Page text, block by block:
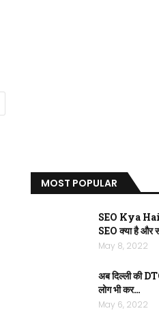
MOST POPULAR
SEO Kya
SEO क्या है और
May 8, 2022
अब दिल्ली की
लोग भी कर…
May 6, 2022